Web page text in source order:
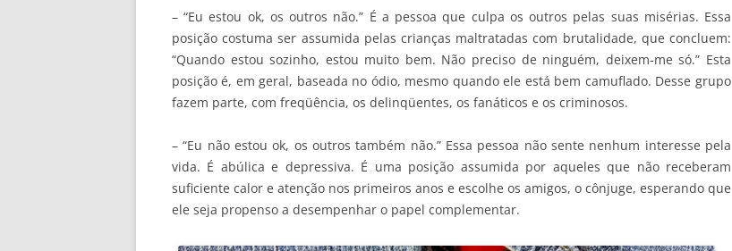
– “Eu estou ok, os outros não.” É a pessoa que culpa os outros pelas suas misérias. Essa
posição costuma ser assumida pelas crianças maltratadas com brutalidade, que concluem:
“Quando estou sozinho, estou muito bem. Não preciso de ninguém, deixem-me só.” Esta
posição é, em geral, baseada no ódio, mesmo quando ele está bem camuflado. Desse grupo
fazem parte, com freqüência, os delinqüentes, os fanáticos e os criminosos.
– “Eu não estou ok, os outros também não.” Essa pessoa não sente nenhum interesse pela
vida. É abúlica e depressiva. É uma posição assumida por aqueles que não receberam
suficiente calor e atenção nos primeiros anos e escolhe os amigos, o cônjuge, esperando que
ele seja propenso a desempenhar o papel complementar.